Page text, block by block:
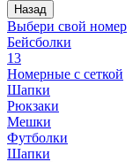
Назад
Выбери свой номер
Бейсболки
13
Номерные с сеткой
Шапки
Рюкзаки
Мешки
Футболки
Шапки